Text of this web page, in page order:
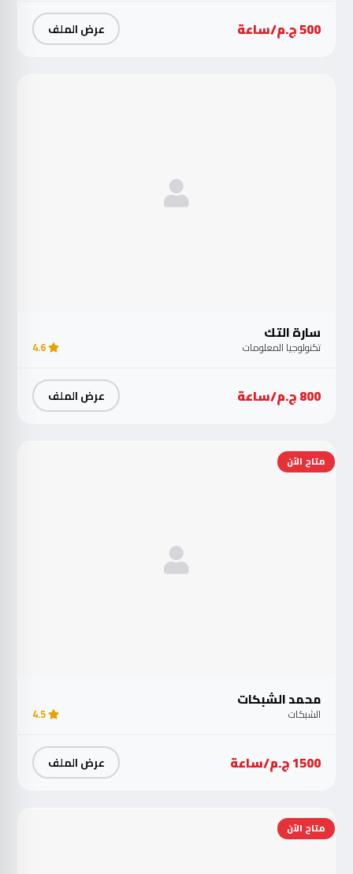
500 ج.م/ساعة عرض الملف
سارة التك
تكنولوجيا المعلومات 4.6
800 ج.م/ساعة عرض الملف
متاح الآن
محمد الشبكات
الشبكات 4.5
1500 ج.م/ساعة عرض الملف
متاح الآن